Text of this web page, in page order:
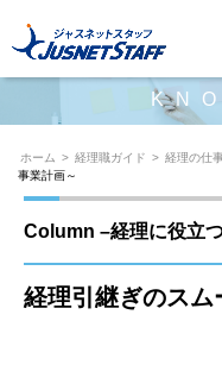
ホーム > 経理職ガイド > 経理の仕
事業計画～
Column –経理に役立
経理引継ぎのスム